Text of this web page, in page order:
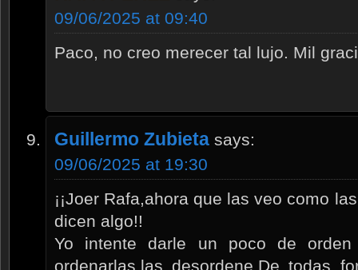
09/06/2025 at 09:40
Paco, no creo merecer tal lujo. Mil
Guillermo Zubieta says:
09/06/2025 at 19:30
¡¡Joer Rafa,ahora que las veo como
dicen algo!!
Yo intente darle un poco de
ordenarlas,las desordene.De todas